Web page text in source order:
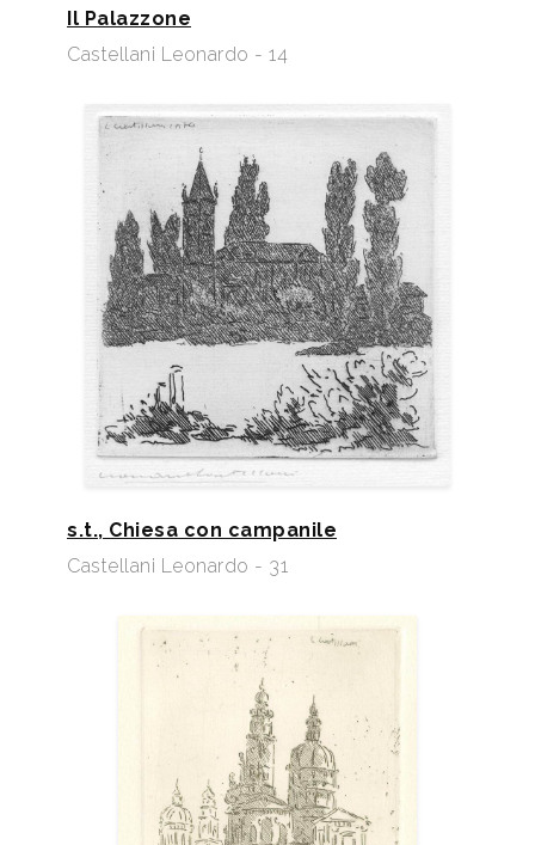
Il Palazzone
Castellani Leonardo - 14
s.t., Chiesa con campanile
Castellani Leonardo - 31